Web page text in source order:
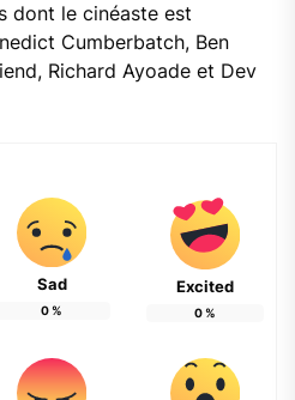
dont le cinéaste est
Cumberbatch, Ben
Richard Ayoade et Dev
Sad
0%
Excited
0%